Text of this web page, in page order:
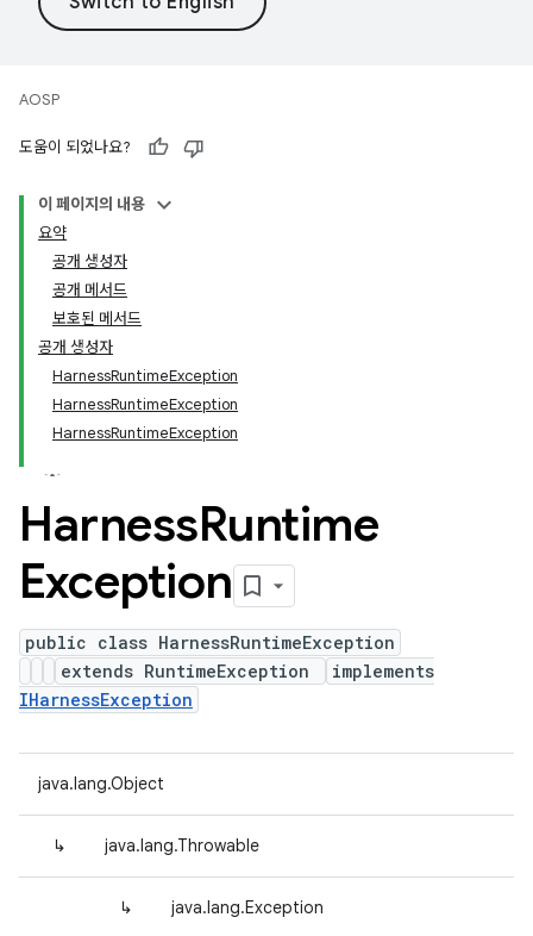
AOSP
도움이 되었나요?
이 페이지의 내용
요약
공개 생성자
공개 메서드
보호된 메서드
공개 생성자
HarnessRuntimeException
HarnessRuntimeException
HarnessRuntimeException
HarnessRuntime
Exception
public class HarnessRuntimeException
extends RuntimeException
implements
IHarnessException
java.lang.Object
↳ java.lang.Throwable
↳ java.lang.Exception